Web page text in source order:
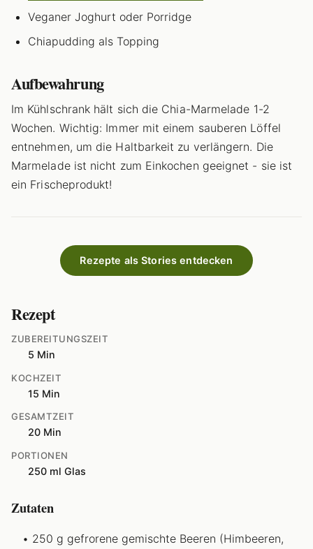
Veganer Joghurt oder Porridge
Chiapudding als Topping
Aufbewahrung
Im Kühlschrank hält sich die Chia-Marmelade 1-2
Wochen. Wichtig: Immer mit einem sauberen Löffel
entnehmen, um die Haltbarkeit zu verlängern. Die
Marmelade ist nicht zum Einkochen geeignet - sie ist
ein Frischeprodukt!
Rezepte als Stories entdecken
Rezept
ZUBEREITUNGSZEIT
5 Min
KOCHZEIT
15 Min
GESAMTZEIT
20 Min
PORTIONEN
250 ml Glas
Zutaten
250 g gefrorene gemischte Beeren (Himbeeren,